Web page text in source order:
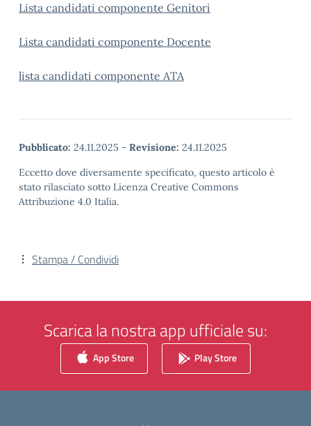
Lista candidati componente Genitori
Lista candidati componente Docente
lista candidati componente ATA
Pubblicato: 24.11.2025 - Revisione: 24.11.2025
Eccetto dove diversamente specificato, questo articolo è
stato rilasciato sotto Licenza Creative Commons
Attribuzione 4.0 Italia.
Stampa / Condividi
Scarica la nostra app ufficiale su:
App Store Play Store